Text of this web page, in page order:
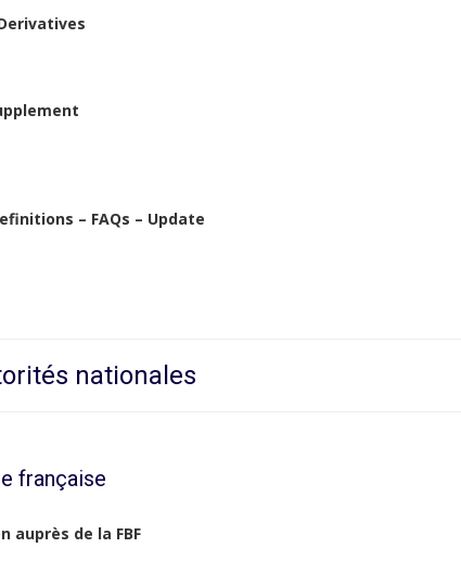
– FAQs – Update
nationales
française
auprès de la FBF